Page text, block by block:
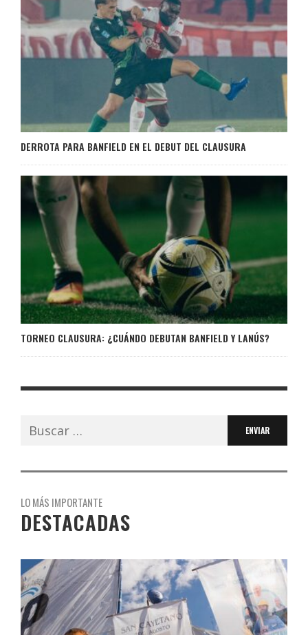
DERROTA PARA BANFIELD EN EL DEBUT DEL CLAUSURA
TORNEO CLAUSURA: ¿CUÁNDO DEBUTAN BANFIELD Y LANÚS?
Buscar:
LO MÁS IMPORTANTE
DESTACADAS